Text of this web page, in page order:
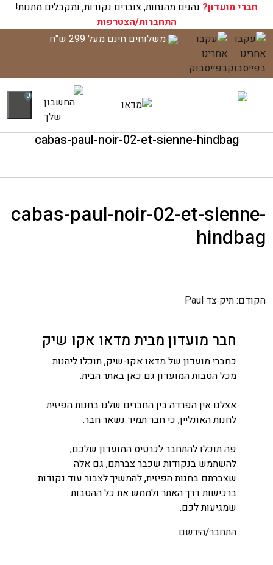
חברי מועדון? נהנים מהנחות, צוברים נקודות, ומקבלים מתנות!
התחברות/הצטרפות
דלג
לתוכן
משלוחים חינם מעל 299 ש"ח
0
עגלת הקניות שלך ריקה כעת!
cabas-paul-noir-02-et-sienne-hindbag
cabas-paul-noir-02-et-sienne-
hindbag
ניווט
הקודם:תיק צד Paul
חבר מועדון מבית מדאו אקו שיק
כחברי מועדון של מדאו אקו-שיק, תוכלו ליהנות
מכל הטבות המועדון גם כאן באתר הבית.
אצלנו אין הפרדה בין החברים שלנו בחנות הפיזית
לחנות האונליין, כי חבר תמיד נשאר חבר.
פה תוכלו להתחבר לכרטיס המועדון שלכם,
להשתמש בנקודות שכבר צברתם, גם אלה
שצברתם בחנות הפיזית, להמשיך לצבור עוד נקודות
ברכישות דרך האתר ולממש את כל ההטבות
שמגיעות לכם.
התחבר/הירשם